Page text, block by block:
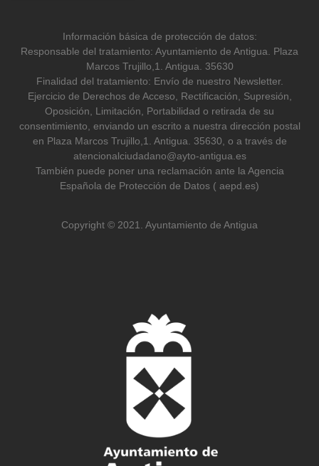
Información básica de protección de datos:
Responsable del tratamiento: Ayuntamiento de Antigua. Plaza
Marcos Trujillo,1. Antigua. 35630
Finalidad del tratamiento: Envío de nuestro Newsletter.
Ejercicio de Derechos de Acceso, Rectificación, Supresión,
Oposición, Limitación, Portabilidad o retirada de su
consentimiento, enviando un escrito a nuestra dirección postal
en Plaza Marcos Trujillo,1. Antigua. 35630, o a través de
atencionalciudadano@ayto-antigua.es
También puede poner una reclamación ante la Agencia
Española de Protección de Datos ( aepd.es)
Copyright © 2021. Ayuntamiento de Antigua